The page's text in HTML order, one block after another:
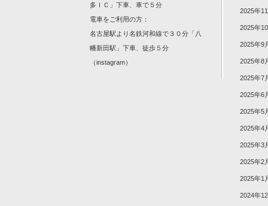
多ＩＣ」下車、車で５分
電車をご利用の方：
名古屋駅より名鉄河和線で３０分「八
幡新田駅」下車、徒歩５分
（instagram）
2025年
2025年
2025年9
2025年8
2025年7
2025年6
2025年5
2025年4
2025年3
2025年2
2025年1
2024年